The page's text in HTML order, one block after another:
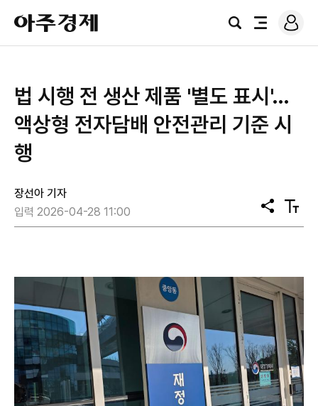
아
주
경
검
전
로
그
법 시행 전 생산 제품 '별도 표시'…
액상형 전자담배 안전관리 기준 시
행
장선아 기자
입력 2026-04-28 11:00
공
유
텍
스